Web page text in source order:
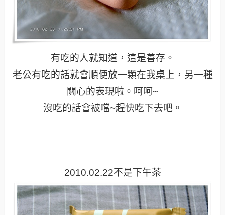
有吃的人就知道，這是善存。
老公有吃的話就會順便放一顆在我桌上，另一種
關心的表現啦。呵呵~
沒吃的話會被噹~趕快吃下去吧。
2010.02.22不是下午茶